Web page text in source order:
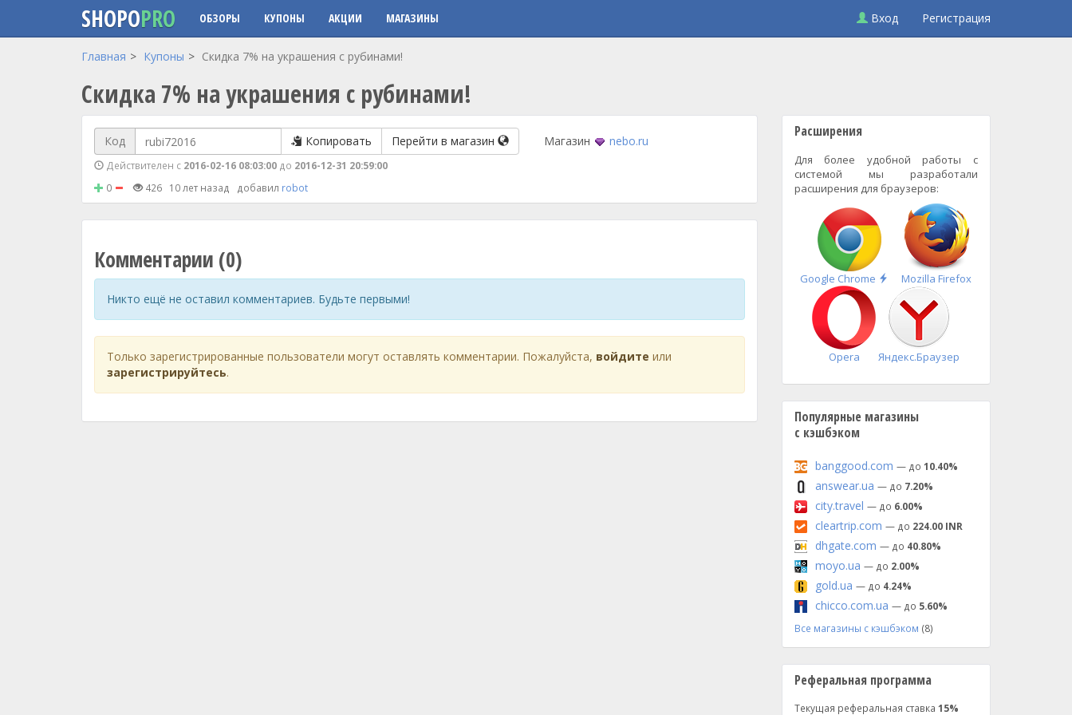
Перейти к основному содержанию
SHOPOPRO ОБЗОРЫ КУПОНЫ АКЦИИ МАГАЗИНЫ Вход Регистрация
Главная Купоны Скидка 7% на украшения с рубинами!
Скидка 7% на украшения с рубинами!
Код Копировать Перейти в магазин
Действителен с 2016-02-16 08:03:00 до 2016-12-31 20:59:00
Магазин nebo.ru
0 426 10 лет назад добавил robot
Комментарии (0)
Никто ещё не оставил комментариев. Будьте первыми!
Только зарегистрированные пользователи могут оставлять комментарии. Пожалуйста, войдите или
зарегистрируйтесь.
Расширения
Для более удобной работы с
системой мы разработали
расширения для браузеров:
Google Chrome
Быстрая
установка
Mozilla Firefox
Opera Яндекс.Браузер
Популярные магазины
с кэшбэком
banggood.com — до 10.40%
answear.ua — до 7.20%
city.travel — до 6.00%
cleartrip.com — до 224.00 INR
dhgate.com — до 40.80%
moyo.ua — до 2.00%
gold.ua — до 4.24%
chicco.com.ua — до 5.60%
Все магазины с кэшбэком (8)
Реферальная программа
Текущая реферальная ставка 15%